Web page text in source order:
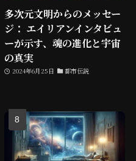
多次元文明からのメッセー
ジ： エイリアンインタビュ
ーが示す、魂の進化と宇宙
の真実
2024年6月25日 都市伝説